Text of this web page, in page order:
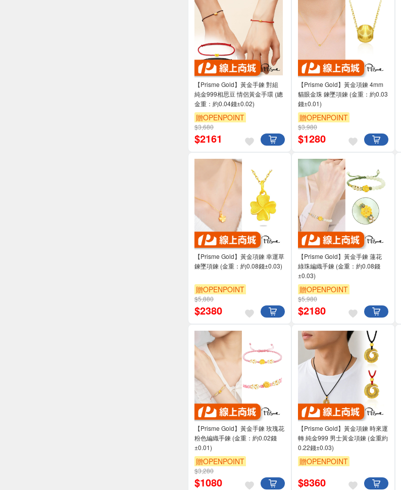
【Prisme Gold】黃金手鍊 對組
純金999相思豆 情侶黃金手環 (總
金重：約0.04錢±0.02)
贈OPENPOINT
$3,680
$2161
【Prisme Gold】黃金項鍊 4mm
貓眼金珠 鍊墜項鍊 (金重：約0.03
錢±0.01)
贈OPENPOINT
$3,980
$1280
【Prisme Gold】黃金項鍊 幸運草
鍊墜項鍊 (金重：約0.08錢±0.03)
贈OPENPOINT
$5,880
$2380
【Prisme Gold】黃金手鍊 蓮花
綠珠編織手鍊 (金重：約0.08錢
±0.03)
贈OPENPOINT
$5,980
$2180
【Prisme Gold】黃金手鍊 玫瑰花
粉色編織手鍊 (金重：約0.02錢
±0.01)
贈OPENPOINT
$3,280
$1080
【Prisme Gold】黃金項鍊 時來運
轉 純金999 男士黃金項鍊 (金重約
0.22錢±0.03)
贈OPENPOINT
$8360